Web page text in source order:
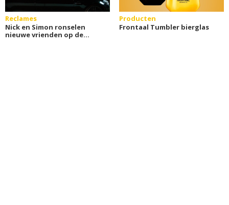
Reclames
Nick en Simon ronselen
nieuwe vrienden op de
Producten
Frontaal Tumbler bierglas